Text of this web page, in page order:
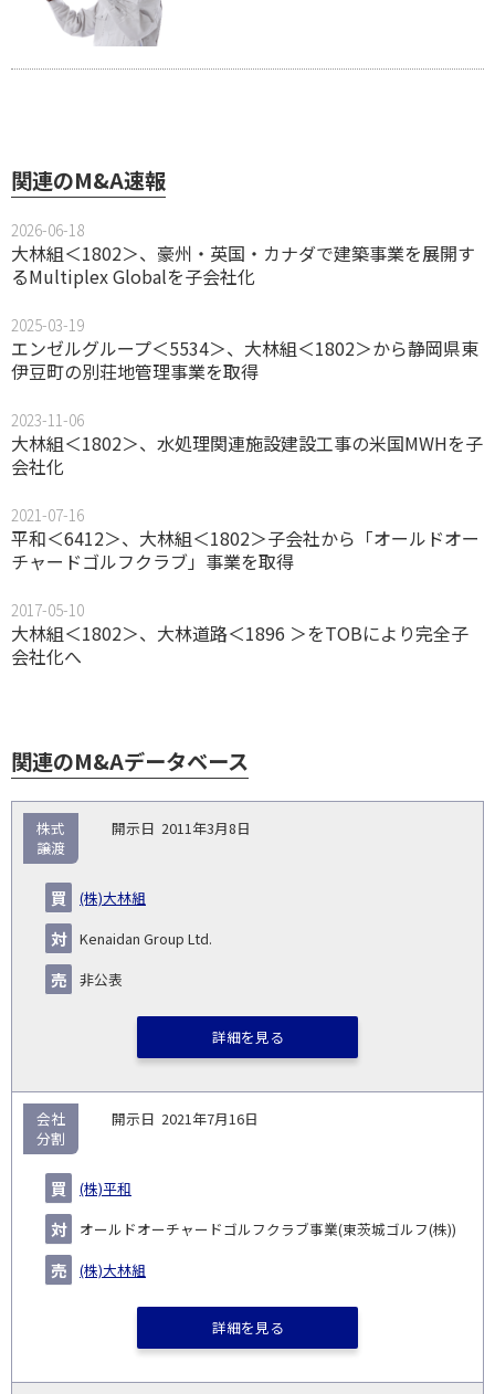
関連のM&A速報
2026-06-18
大林組＜1802＞、豪州・英国・カナダで建築事業を展開す
るMultiplex Globalを子会社化
2025-03-19
エンゼルグループ＜5534＞、大林組＜1802＞から静岡県東
伊豆町の別荘地管理事業を取得
2023-11-06
大林組＜1802＞、水処理関連施設建設工事の米国MWHを子
会社化
2021-07-16
平和＜6412＞、大林組＜1802＞子会社から「オールドオー
チャードゴルフクラブ」事業を取得
2017-05-10
大林組＜1802＞、大林道路＜1896 ＞をTOBにより完全子
会社化へ
関連のM&Aデータベース
示
い
事業
2011年3月8日
(株)大林組
Kenaidan Group Ltd.
非公表
株式
譲渡
詳細を見る
2021年7月16日
(株)平和
オールドオーチャードゴルフクラブ事業(東茨城ゴルフ(株))
(株)大林組
会社
分割
詳細を見る